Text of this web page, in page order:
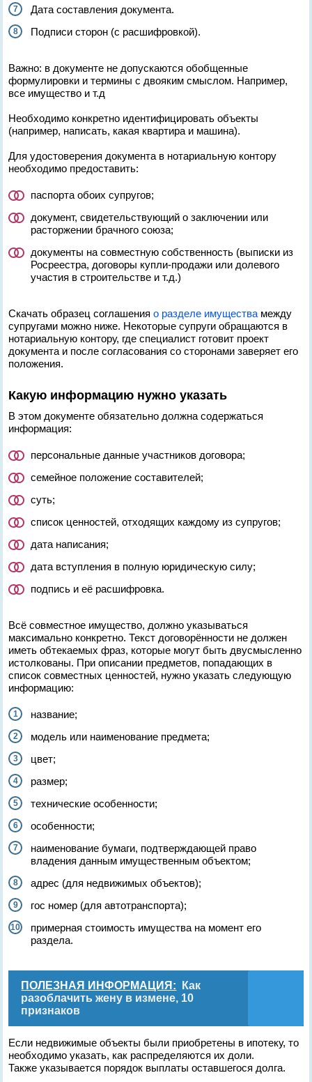
Дата составления документа.
Подписи сторон (с расшифровкой).
Важно: в документе не допускаются обобщенные
формулировки и термины с двояким смыслом. Например,
все имущество и т.д
Необходимо конкретно идентифицировать объекты
(например, написать, какая квартира и машина).
Для удостоверения документа в нотариальную контору
необходимо предоставить:
паспорта обоих супругов;
документ, свидетельствующий о заключении или
расторжении брачного союза;
документы на совместную собственность (выписки из
Росреестра, договоры купли-продажи или долевого
участия в строительстве и т.д.)
Скачать образец соглашенияо разделе имущества между
супругами можно ниже. Некоторые супруги обращаются в
нотариальную контору, где специалист готовит проект
документа и после согласования со сторонами заверяет его
положения.
Какую информацию нужно указать
В этом документе обязательно должна содержаться
информация:
персональные данные участников договора;
семейное положение составителей;
суть;
список ценностей, отходящих каждому из супругов;
дата написания;
дата вступления в полную юридическую силу;
подпись и её расшифровка.
Всё совместное имущество, должно указываться
максимально конкретно. Текст договорённости не должен
иметь обтекаемых фраз, которые могут быть двусмысленно
истолкованы. При описании предметов, попадающих в
список совместных ценностей, нужно указать следующую
информацию:
название;
модель или наименование предмета;
цвет;
размер;
технические особенности;
особенности;
наименование бумаги, подтверждающей право
владения данным имущественным объектом;
адрес (для недвижимых объектов);
гос номер (для автотранспорта);
примерная стоимость имущества на момент его
раздела.
ПОЛЕЗНАЯ ИНФОРМАЦИЯ:
Как
разоблачить жену в измене, 10
признаков
Если недвижимые объекты были приобретены в ипотеку, то
необходимо указать, как распределяются их доли.
Также указывается порядок выплаты оставшегося долга.